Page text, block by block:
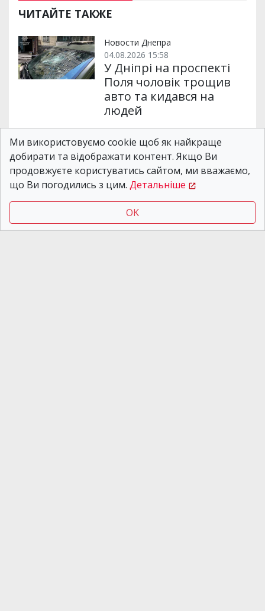
ЧИТАЙТЕ ТАКЖЕ
Новости Днепра
04.08.2026 15:58
У Дніпрі на проспекті
Поля чоловік трощив
авто та кидався на
людей
Новости Днепра
04.08.2026 14:50
Пішов з дому вночі: у
Дніпрі розшукують 14-
річного хлопця
Ми використовуємо cookie щоб як найкраще
добирати та відображати контент. Якщо Ви
продовжуєте користуватись сайтом, ми вважаємо,
що Ви погодились з цим. Детальніше
OK